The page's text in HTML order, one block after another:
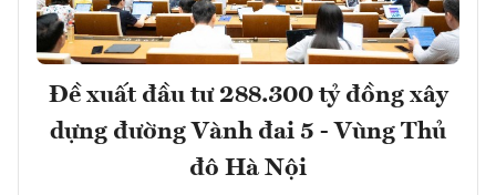
Đề xuất đầu tư 288.300 tỷ đồng xây
dựng đường Vành đai 5 - Vùng Thủ
đô Hà Nội